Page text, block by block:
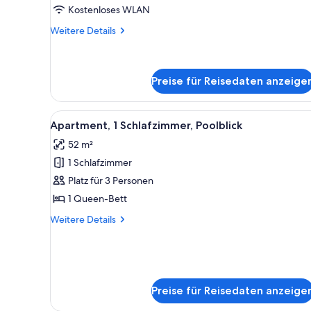
Bedrooms
Ocean
Kostenloses WLAN
Weitere Details
Weitere
Ocean
View
Apartment
Preise für Reisedaten
Alle
Fotos
für
Apartment,
1
Schlafzimmer,
Poolblick
Ein Hotelzimmer mit einem
8
Apartment, 1 Schlafzimmer, Poolblick
52 m²
1 Schlafzimmer
Platz für 3 Personen
1 Queen-Bett
Weitere Details
Weitere
Preise für Reisedaten